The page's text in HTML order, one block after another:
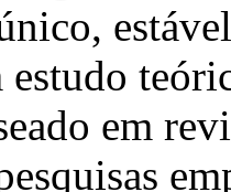
estudo
em